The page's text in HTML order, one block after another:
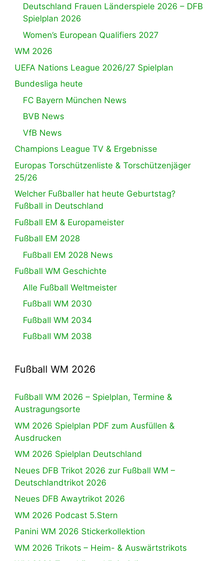
Deutschland Frauen Länderspiele 2026 – DFB
Spielplan 2026
Women’s European Qualifiers 2027
WM 2026
UEFA Nations League 2026/27 Spielplan
Bundesliga heute
FC Bayern München News
BVB News
VfB News
Champions League TV & Ergebnisse
Europas Torschützenliste & Torschützenjäger
25/26
Welcher Fußballer hat heute Geburtstag?
Fußball in Deutschland
Fußball EM & Europameister
Fußball EM 2028
Fußball EM 2028 News
Fußball WM Geschichte
Alle Fußball Weltmeister
Fußball WM 2030
Fußball WM 2034
Fußball WM 2038
Fußball WM 2026
Fußball WM 2026 – Spielplan, Termine &
Austragungsorte
WM 2026 Spielplan PDF zum Ausfüllen &
Ausdrucken
WM 2026 Spielplan Deutschland
Neues DFB Trikot 2026 zur Fußball WM –
Deutschlandtrikot 2026
Neues DFB Awaytrikot 2026
WM 2026 Podcast 5.Stern
Panini WM 2026 Stickerkollektion
WM 2026 Trikots – Heim- & Auswärtstrikots